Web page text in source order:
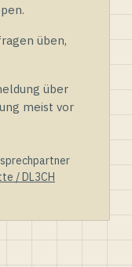
üben,
über
meist vor
/ DL3CH